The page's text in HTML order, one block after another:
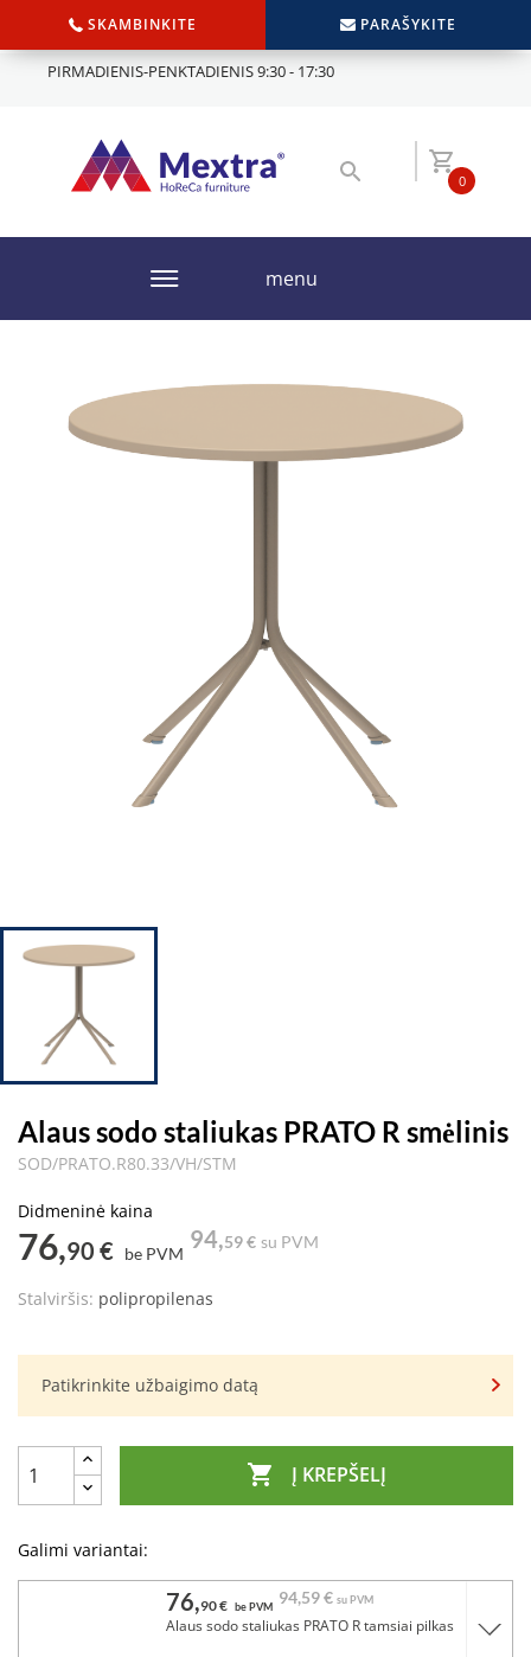
SKAMBINKITE PARAŠYKITE
PIRMADIENIS-PENKTADIENIS 9:30 - 17:30
0
menu
Alaus sodo staliukas PRATO R smėlinis
SOD/PRATO.R80.33/VH/STM
Didmeninė kaina
76,90 € be PVM
94,59 € su PVM
Stalviršis: polipropilenas
Patikrinkite užbaigimo datą
 Į KREPŠELĮ
Galimi variantai:
76,90 € be PVM 94,59 € su PVM
Alaus sodo staliukas PRATO R tamsiai pilkas